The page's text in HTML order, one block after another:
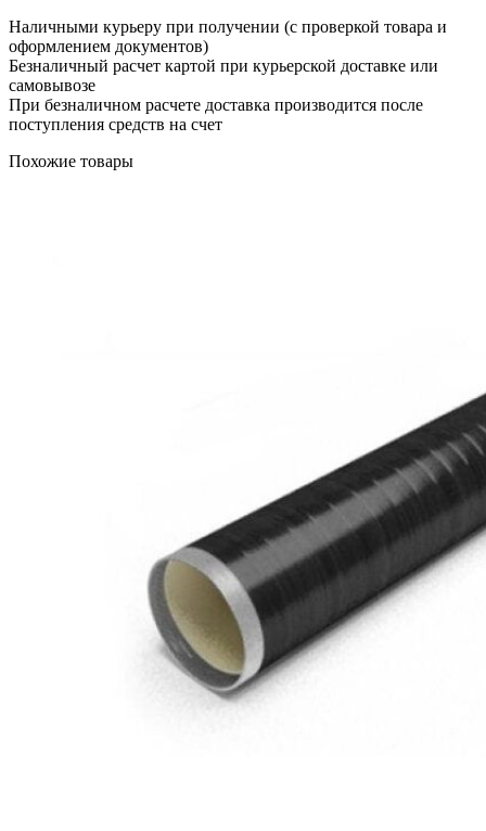
Наличными курьеру при получении (с проверкой товара и
оформлением документов)
Безналичный расчет картой при курьерской доставке или
самовывозе
При безналичном расчете доставка производится после
поступления средств на счет
Похожие товары